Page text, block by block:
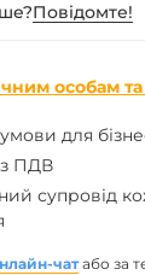
Повiдомте!
особам
для
ПДВ
супровід
чат або за